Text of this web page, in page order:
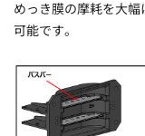
めっき膜の摩耗を大
可能です。